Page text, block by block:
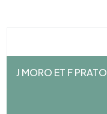
J MORO ET F PRATO